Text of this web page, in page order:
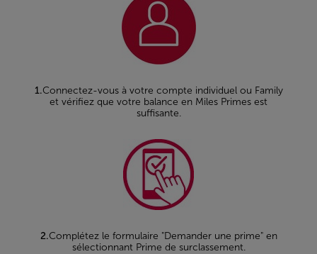
1.Connectez-vous à votre compte individuel ou Family
et vérifiez que votre balance en Miles Primes est
suffisante.
2.Complétez le formulaire "Demander une prime" en
sélectionnant Prime de surclassement.